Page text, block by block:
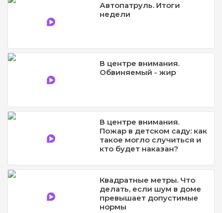
Автопатруль. Итоги
недели
В центре внимания.
Обвиняемый - жир
В центре внимания.
Пожар в детском саду: как
такое могло случиться и
кто будет наказан?
Квадратные метры. Что
делать, если шум в доме
превышает допустимые
нормы